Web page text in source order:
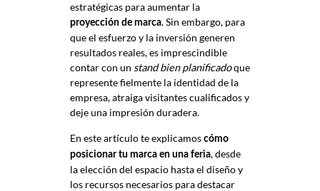
estratégicas para aumentar la
proyección de marca. Sin embargo, para
que el esfuerzo y la inversión generen
resultados reales, es imprescindible
contar con un stand bien planificadoque
represente fielmente la identidad de la
empresa, atraiga visitantes cualificados y
deje una impresión duradera.
En este artículo te explicamos cómo
posicionar tu marca en una feria, desde
la elección del espacio hasta el diseño y
los recursos necesarios para destacar